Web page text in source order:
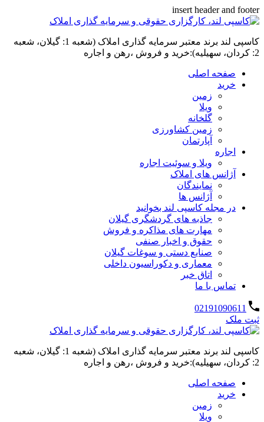
insert header and footer
کاسپی لند برند معتبر سرمایه گذاری املاک (شعبه 1: گیلان، شعبه
2: کردان، سهیلیه):خرید و فروش ،رهن و اجاره
صفحه اصلی
خرید
زمین
ویلا
گلخانه
زمین کشاورزی
آپارتمان
اجاره
ویلا و سوئیت اجاره
آژانس های املاک
نمایندگان
آژانس ها
در مجله کاسپی لند بخوانید
جاذبه های گردشگری گیلان
مهارت های مذاکره و فروش
حقوق و اخبار صنفی
صنایع دستی و سوغات گیلان
معماری و دکوراسیون داخلی
اتاق خبر
تماس با ما
02191090611
ثبت ملک
کاسپی لند برند معتبر سرمایه گذاری املاک (شعبه 1: گیلان، شعبه
2: کردان، سهیلیه):خرید و فروش ،رهن و اجاره
صفحه اصلی
خرید
زمین
ویلا